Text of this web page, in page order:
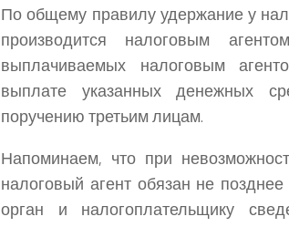
По общему правилу удержание у
производится налоговым
выплачиваемых налоговым
выплате указанных денежных
поручению третьим лицам.
Напоминаем, что при
налоговый агент обязан не
орган и налогоплательщику